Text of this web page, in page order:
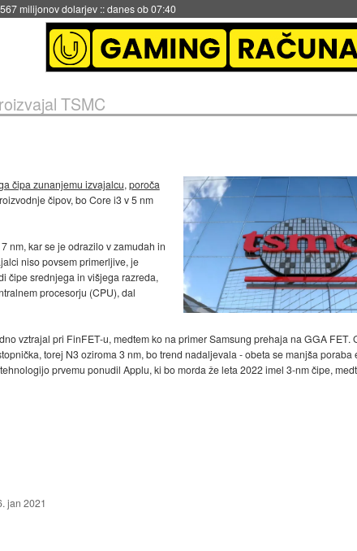
milijonov dolarjev ::danes ob 07:40
TSMC
čipa zunanjemu izvajalcu, poroča
čipov, bo Core i3 v 5 nm
nm, kar se je odrazilo v zamudah in
niso povsem primerljive, je
čipe srednjega in višjega razreda,
procesorju (CPU), dal
vztrajal pri FinFET-u, medtem ko na primer Samsung prehaja na GGA FET.
torej N3 oziroma 3 nm, bo trend nadaljevala - obeta se manjša poraba
prvemu ponudil Applu, ki bo morda že leta 2022 imel 3-nm čipe,
jan 2021